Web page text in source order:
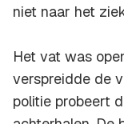
niet naar het
Het vat was
verspreidde de
politie probeert